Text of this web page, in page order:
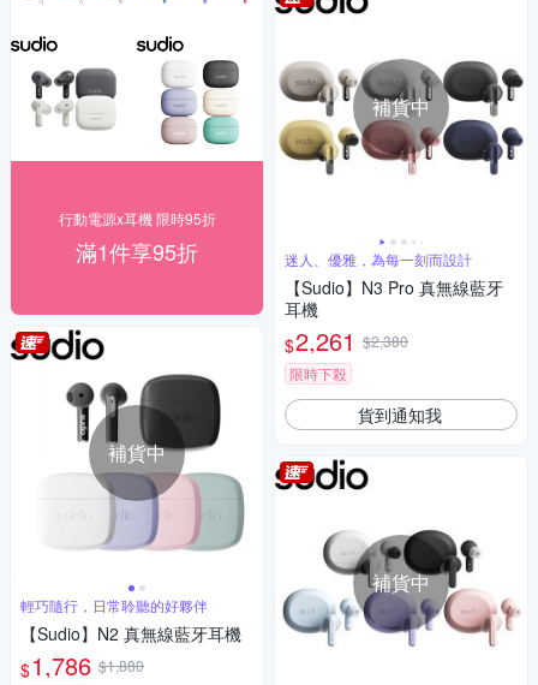
行動電源x耳機 限時95折
滿1件享95折
補貨中
輕巧隨行，日常聆聽的好夥伴
【Sudio】N2 真無線藍牙耳機
$1,786 $1,880
補貨中
迷人、優雅，為每一刻而設計
【Sudio】N3 Pro 真無線藍牙
耳機
$2,261 $2,380
限時下殺
貨到通知我
補貨中